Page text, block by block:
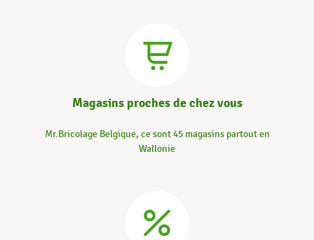
Magasins proches de chez vous
Mr.Bricolage Belgique, ce sont 45 magasins partout en
Wallonie